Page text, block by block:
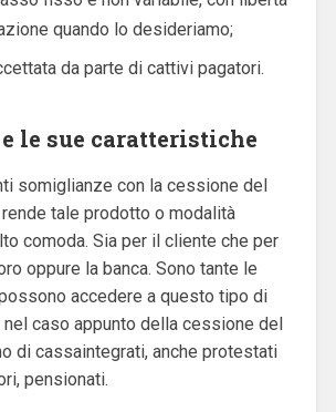
quando lo desideriamo;
da parte di cattivi pagatori.
le sue caratteristiche
somiglianze con la cessione del
tale prodotto o modalità
comoda. Sia per il cliente che per
oppure la banca. Sono tante le
accedere a questo tipo di
caso appunto della cessione del
di cassaintegrati, anche protestati
pensionati.